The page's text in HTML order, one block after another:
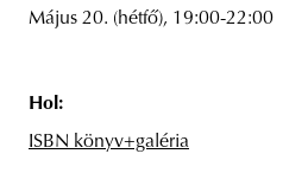
Május 20. (hétfő), 19:00-22:00
Hol:
ISBN könyv+galéria